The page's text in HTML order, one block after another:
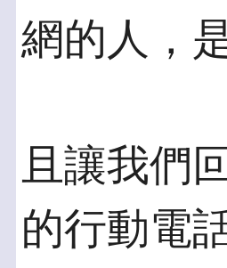
網的人，
且讓我們
的行動電